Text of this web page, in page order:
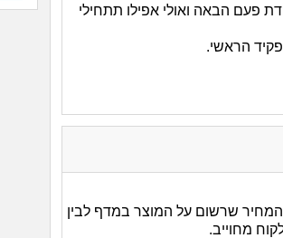
הבאה ואולי אפילו תתחילי
הראשי.
המחיר שרשום על המוצר במדף לבין
מחוייב.